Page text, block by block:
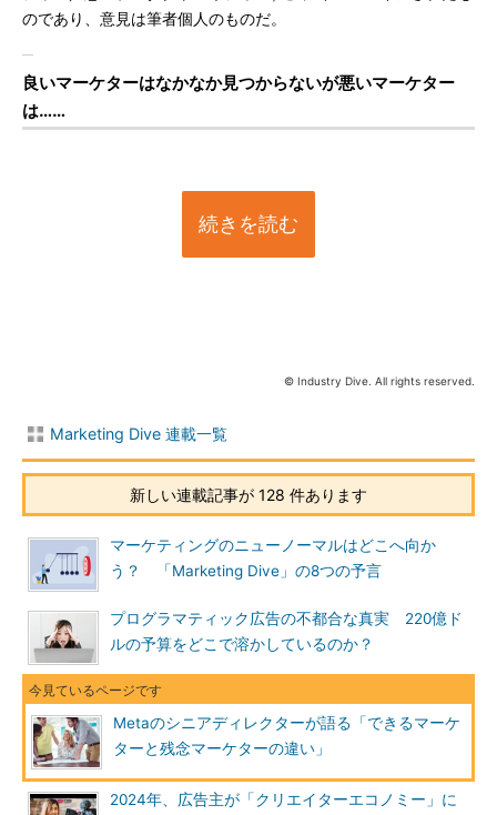
のであり、意見は筆者個人のものだ。
良いマーケターはなかなか見つからないが悪いマーケター
は……
続きを読む
© Industry Dive. All rights reserved.
Marketing Dive 連載一覧
新しい連載記事が 128 件あります
マーケティングのニューノーマルはどこへ向か
う？ 「Marketing Dive」の8つの予言
プログラマティック広告の不都合な真実 220億ド
ルの予算をどこで溶かしているのか？
Metaのシニアディレクターが語る「できるマーケ
ターと残念マーケターの違い」
2024年、広告主が「クリエイターエコノミー」に